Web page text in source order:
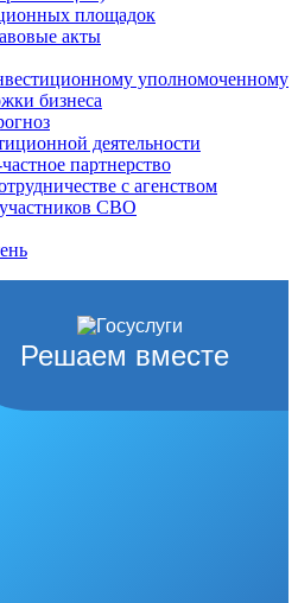
площадок
акты
уполномоченному
бизнеса
деятельности
партнерство
с агенством
СВО
Решаем вместе